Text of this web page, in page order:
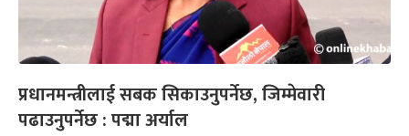
प्रधानमन्त्रीलाई सबक सिकाउनुपर्नेछ, जिम्मेवारी
पढाउनुपर्नेछ : पद्मा अर्याल